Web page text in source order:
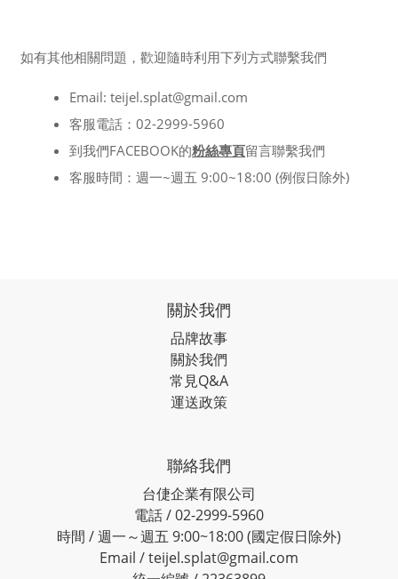
如有其他相關問題，歡迎隨時利用下列方式聯繫我們
Email: teijel.splat@gmail.com
客服電話：02-2999-5960
到我們FACEBOOK的粉絲專頁留言聯繫我們
客服時間：週一~週五 9:00~18:00 (例假日除外)
關於我們
品牌故事
關於我們
常見Q&A
運送政策
聯絡我們
台倢企業有限公司
電話 / 02-2999-5960
時間 / 週一～週五 9:00~18:00 (國定假日除外)
Email /teijel.splat@gmail.com